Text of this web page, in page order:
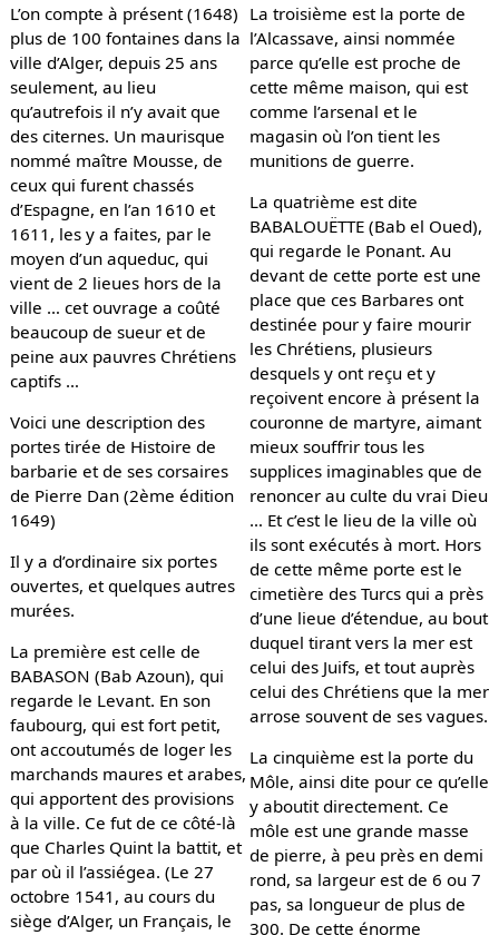
L’on compte à présent (1648)
plus de 100 fontaines dans la
ville d’Alger, depuis 25 ans
seulement, au lieu
qu’autrefois il n’y avait que
des citernes. Un maurisque
nommé maître Mousse, de
ceux qui furent chassés
d’Espagne, en l’an 1610 et
1611, les y a faites, par le
moyen d’un aqueduc, qui
vient de 2 lieues hors de la
ville … cet ouvrage a coûté
beaucoup de sueur et de
peine aux pauvres Chrétiens
captifs …
Voici une description des
portes tirée de Histoire de
barbarie et de ses corsaires
de Pierre Dan (2ème édition
1649)
Il y a d’ordinaire six portes
ouvertes, et quelques autres
murées.
La première est celle de
BABASON (Bab Azoun), qui
regarde le Levant. En son
faubourg, qui est fort petit,
ont accoutumés de loger les
marchands maures et arabes,
qui apportent des provisions
à la ville. Ce fut de ce côté-là
que Charles Quint la battit, et
par où il l’assiégea. (Le 27
octobre 1541, au cours du
siège d’Alger, un Français, le
La troisième est la porte de
l’Alcassave, ainsi nommée
parce qu’elle est proche de
cette même maison, qui est
comme l’arsenal et le
magasin où l’on tient les
munitions de guerre.
La quatrième est dite
BABALOUËTTE (Bab el Oued),
qui regarde le Ponant. Au
devant de cette porte est une
place que ces Barbares ont
destinée pour y faire mourir
les Chrétiens, plusieurs
desquels y ont reçu et y
reçoivent encore à présent la
couronne de martyre, aimant
mieux souffrir tous les
supplices imaginables que de
renoncer au culte du vrai Dieu
… Et c’est le lieu de la ville où
ils sont exécutés à mort. Hors
de cette même porte est le
cimetière des Turcs qui a près
d’une lieue d’étendue, au bout
duquel tirant vers la mer est
celui des Juifs, et tout auprès
celui des Chrétiens que la mer
arrose souvent de ses vagues.
La cinquième est la porte du
Môle, ainsi dite pour ce qu’elle
y aboutit directement. Ce
môle est une grande masse
de pierre, à peu près en demi
rond, sa largeur est de 6 ou 7
pas, sa longueur de plus de
300. De cette énorme